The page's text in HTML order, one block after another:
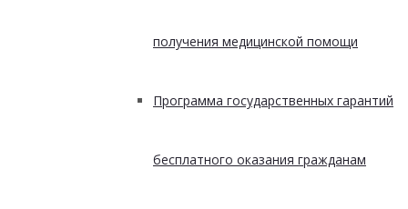
получения медицинской помощи
Программа государственных гарантий
бесплатного оказания гражданам